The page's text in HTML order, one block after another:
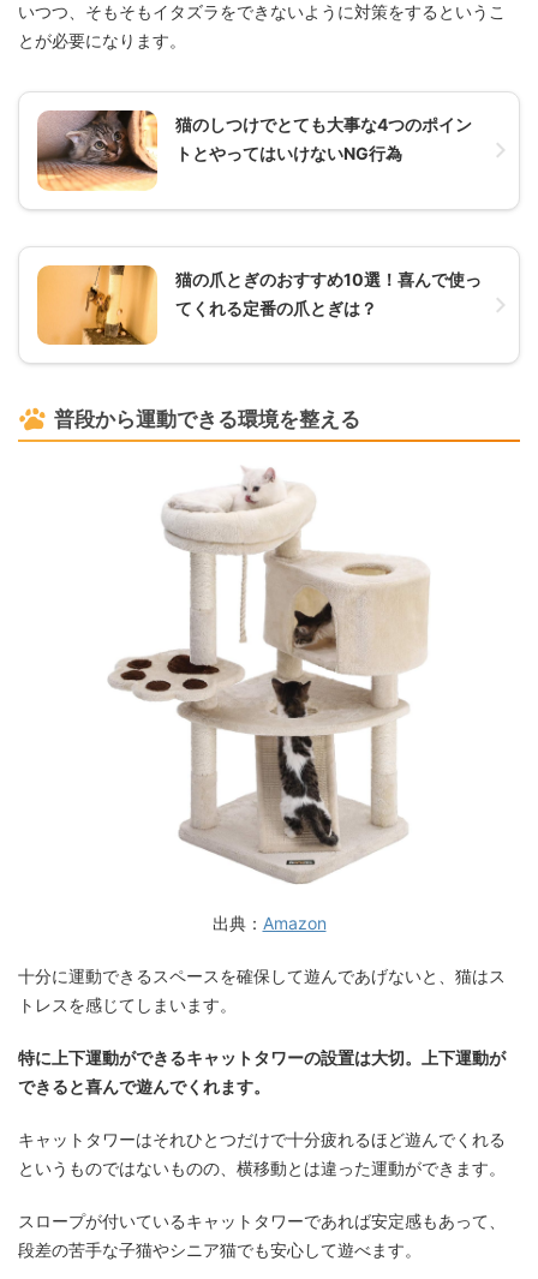
いつつ、そもそもイタズラをできないように対策をするというこ
とが必要になります。
猫のしつけでとても大事な4つのポイン
トとやってはいけないNG行為
猫の爪とぎのおすすめ10選！喜んで使っ
てくれる定番の爪とぎは？
普段から運動できる環境を整える
出典： Amazon
十分に運動できるスペースを確保して遊んであげないと、猫はス
トレスを感じてしまいます。
特に上下運動ができるキャットタワーの設置は大切。上下運動が
できると喜んで遊んでくれます。
キャットタワーはそれひとつだけで十分疲れるほど遊んでくれる
というものではないものの、横移動とは違った運動ができます。
スロープが付いているキャットタワーであれば安定感もあって、
段差の苦手な子猫やシニア猫でも安心して遊べます。